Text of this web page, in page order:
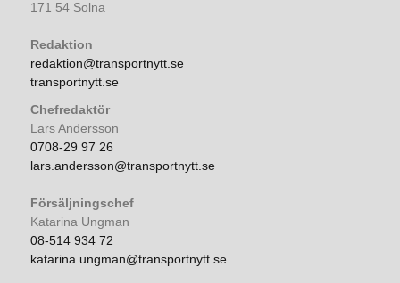
171 54 Solna
Redaktion
redaktion@transportnytt.se
transportnytt.se
Chefredaktör
Lars Andersson
0708-29 97 26
lars.andersson@transportnytt.se
Försäljningschef
Katarina Ungman
08-514 934 72
katarina.ungman@transportnytt.se